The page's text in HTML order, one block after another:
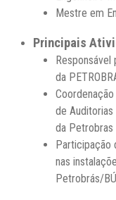
Mestre em
Principais
Responsável
da
de Auditorias
da Petrobras
Participação
nas
Petrobrás/